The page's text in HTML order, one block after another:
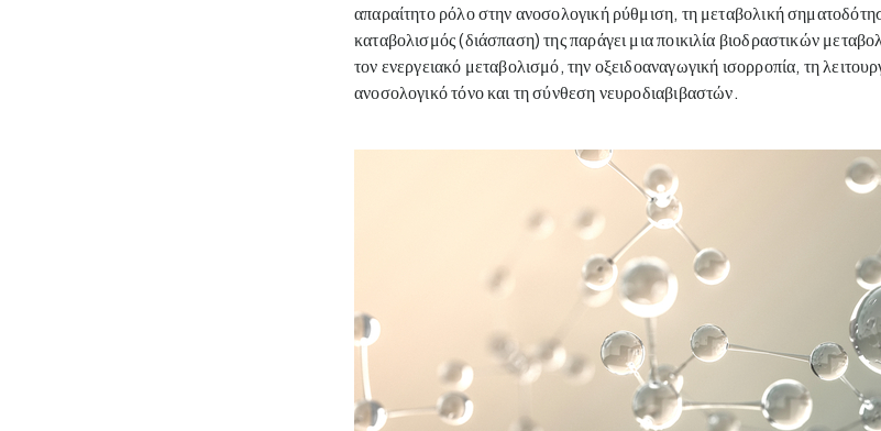
απαραίτητο ρόλο στην ανοσολογική ρύθμιση, τη μεταβολική
καταβολισμός (διάσπαση) της παράγει μια ποικιλία βιοδραστικών
τον ενεργειακό μεταβολισμό, την οξειδοαναγωγική ισορροπία, τη
ανοσολογικό τόνο και τη σύνθεση νευροδιαβιβαστών.